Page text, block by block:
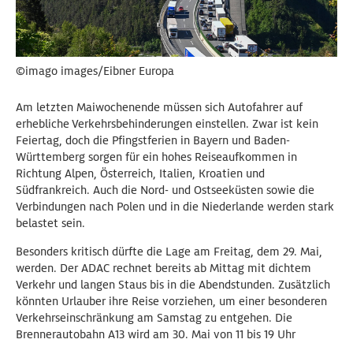
©imago images/Eibner Europa
Am letzten Maiwochenende müssen sich Autofahrer auf
erhebliche Verkehrsbehinderungen einstellen. Zwar ist kein
Feiertag, doch die Pfingstferien in Bayern und Baden-
Württemberg sorgen für ein hohes Reiseaufkommen in
Richtung Alpen, Österreich, Italien, Kroatien und
Südfrankreich. Auch die Nord- und Ostseeküsten sowie die
Verbindungen nach Polen und in die Niederlande werden stark
belastet sein.
Besonders kritisch dürfte die Lage am Freitag, dem 29. Mai,
werden. Der ADAC rechnet bereits ab Mittag mit dichtem
Verkehr und langen Staus bis in die Abendstunden. Zusätzlich
könnten Urlauber ihre Reise vorziehen, um einer besonderen
Verkehrseinschränkung am Samstag zu entgehen. Die
Brennerautobahn A13 wird am 30. Mai von 11 bis 19 Uhr